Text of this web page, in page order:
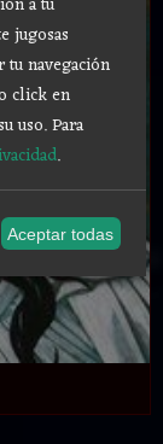
jugosas
tu navegación
click en
uso.Para
.
Aceptar todas